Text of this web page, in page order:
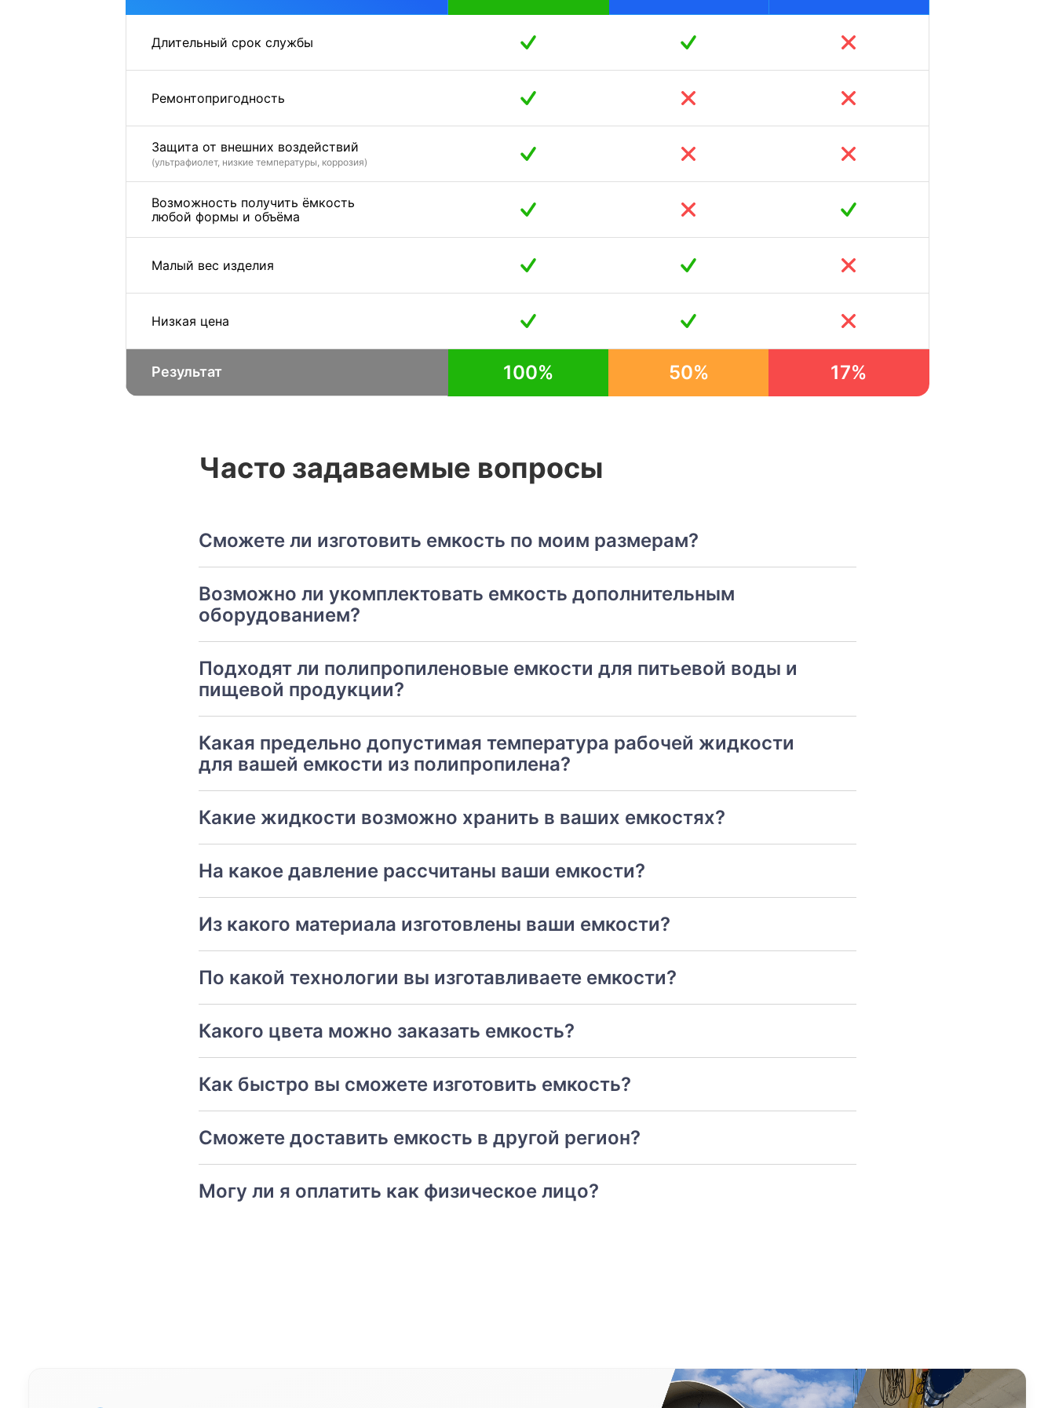
Длительный срок службы
Ремонтопригодность
Защита от внешних воздействий
(ультрафиолет, низкие температуры, коррозия)
Возможность получить ёмкость
любой формы и объёма
Малый вес изделия
Низкая цена
Результат 100% 50% 17%
Часто задаваемые вопросы
Сможете ли изготовить емкость по моим размерам?
Возможно ли укомплектовать емкость дополнительным
оборудованием?
Подходят ли полипропиленовые емкости для питьевой воды и
пищевой продукции?
Какая предельно допустимая температура рабочей жидкости
для вашей емкости из полипропилена?
Какие жидкости возможно хранить в ваших емкостях?
На какое давление рассчитаны ваши емкости?
Из какого материала изготовлены ваши емкости?
По какой технологии вы изготавливаете емкости?
Какого цвета можно заказать емкость?
Как быстро вы сможете изготовить емкость?
Сможете доставить емкость в другой регион?
Могу ли я оплатить как физическое лицо?